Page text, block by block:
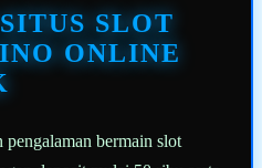
SLOT
ONLINE
pengalaman bermain slot